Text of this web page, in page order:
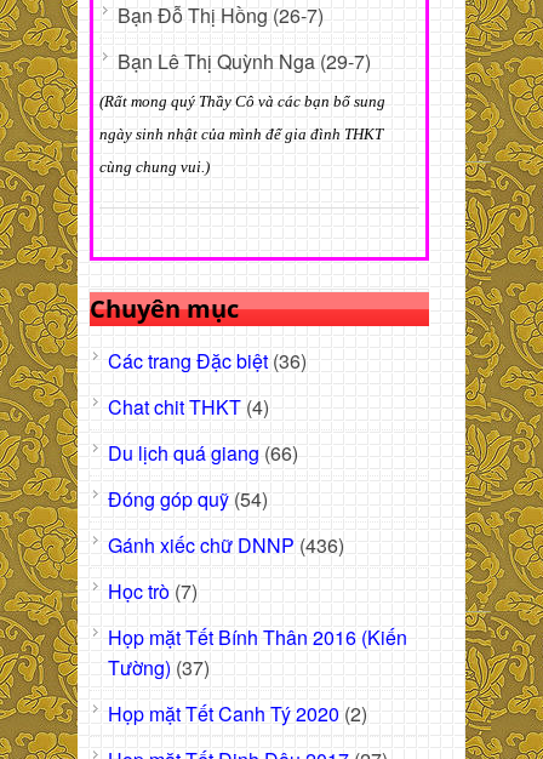
Bạn Đỗ Thị Hồng (26-7)
Bạn Lê Thị Quỳnh Nga (29-7)
(Rất mong quý Thầy Cô và các bạn bổ sung
ngày sinh nhật của mình để gia đình THKT
cùng chung vui.)
Chuyên mục
Các trang Đặc biệt (36)
Chat chit THKT (4)
Du lịch quá giang (66)
Đóng góp quỹ (54)
Gánh xiếc chữ DNNP (436)
Học trò (7)
Họp mặt Tết Bính Thân 2016 (Kiến
Tường) (37)
Họp mặt Tết Canh Tý 2020 (2)